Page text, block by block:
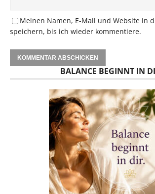
Meinen Namen, E-Mail und Website in
speichern, bis ich wieder kommentiere.
BALANCE BEGINNT IN